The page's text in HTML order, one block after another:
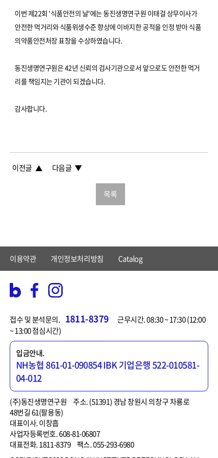
이번 제22회 '식품안전의 날'에는 동진생명연구원 이태걸 상무이사가
안전한 먹거리와 식품위생수준 향상에 이바지한 공적을 인정 받아 식품
의약품안전처장 표창을 수상하였습니다.
동진생명연구원은 42년 신뢰의 검사기관으로서 앞으로도 안전한 먹거
리를 책임지는 기관이 되겠습니다.
감사합니다.
이전글 다음글
목록
이용약관 개인정보처리방침 Catalog
접수 및 분석문의. 1811-8379
근무시간. 08:30 ~ 17:30 (12:00
~ 13:00 점심시간)
입금안내.
NH농협 861-01-090854IBK 기업은행 522-010581-
04-012
(주)동진생명연구원
주소. (51391) 경남 창원시 의창구 차룡로
48번길 61(팔용동)
대표이사. 이창흡
사업자등록번호. 608-81-06807
대표전화. 1811-8379 팩스. 055-293-6980